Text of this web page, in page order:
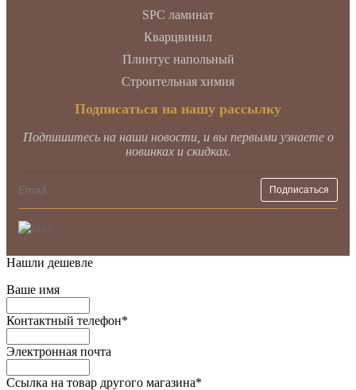
SPC ламинат
Кварцвинил
Плинтус напольный
Строительная химия
Подписаться на нашу рассылку
Подпишитесь на наши новости, и вы первыми узнаете о
новинках и скидках.
Нашли дешевле
Ваше имя
Контактный телефон*
Электронная почта
Ссылка на товар другого магазина*